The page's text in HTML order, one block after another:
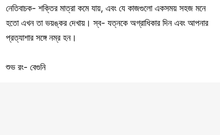
নেতিবাচক- শক্তির মাত্রা কমে যায়, এবং যে কাজগুলো একসময় সহজ মনে
হতো এখন তা ভয়ঙ্কর দেখায়। স্ব- যত্নকে অগ্রাধিকার দিন এবং আপনার
প্রত্যাশার সঙ্গে নম্র হন।
শুভ রং- বেগুনি